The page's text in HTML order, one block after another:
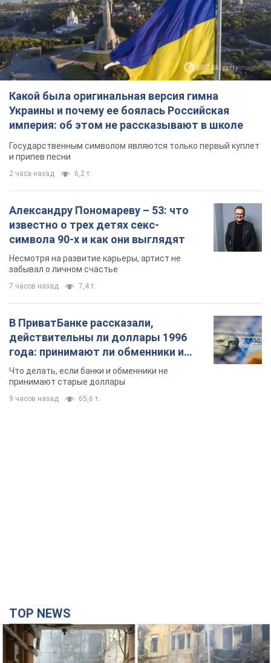
Какой была оригинальная версия гимна
Украины и почему ее боялась Российская
империя: об этом не рассказывают в школе
Государственным символом являются только первый куплет
и припев песни
2 часа назад 6,2 т.
Александру Пономареву – 53: что
известно о трех детях секс-
символа 90-х и как они выглядят
Несмотря на развитие карьеры, артист не
забывал о личном счастье
7 часов назад 7,4 т.
В ПриватБанке рассказали,
действительны ли доллары 1996
года: принимают ли обменники и
банки такие купюры
Что делать, если банки и обменники не
принимают старые доллары
9 часов назад 65,6 т.
TOP NEWS